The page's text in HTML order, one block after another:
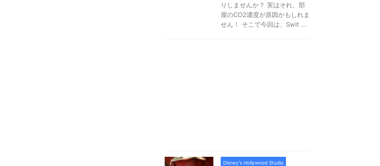
りしませんか？ 実はそれ、部
屋のCO2濃度が原因かもしれま
せん！ そこで今回は、Swit ...
Disney's Hollywood Studio